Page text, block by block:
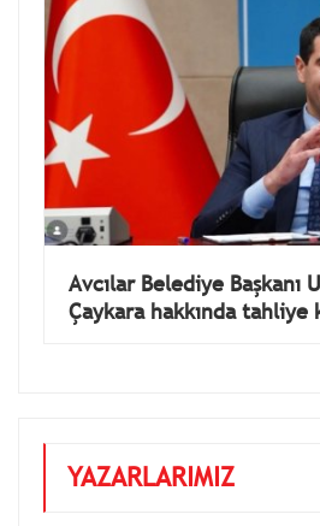
Avcılar Belediye Başkanı
Çaykara hakkında tahliye
YAZARLARIMIZ